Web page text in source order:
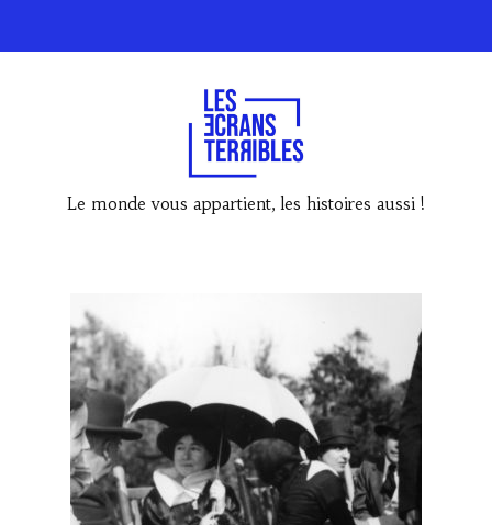
Le monde vous appartient, les histoires aussi !